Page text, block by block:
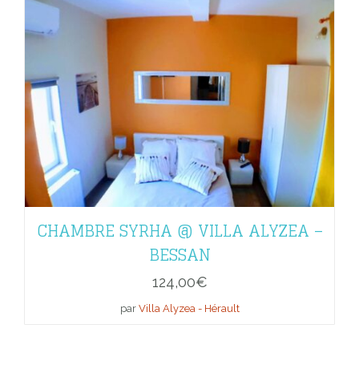
CHAMBRE SYRHA @ VILLA ALYZEA –
BESSAN
124,00€
par Villa Alyzea - Hérault